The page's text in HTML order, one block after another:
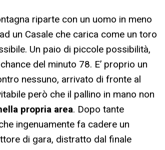
riparte con un uomo in meno
un Casale che carica come un toro
Un paio di piccole possibilità,
del minuto 78. E’ proprio un
nessuno, arrivato di fronte al
però che il pallino in mano non
propria area. Dopo tante
ingenuamente fa cadere un
di gara, distratto dal finale